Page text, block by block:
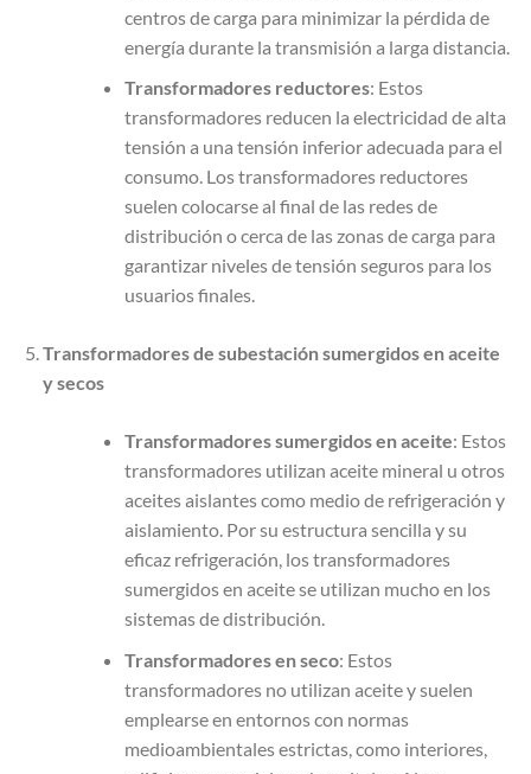
centros de carga para minimizar la pérdida de
energía durante la transmisión a larga distancia.
Transformadores reductores: Estos
transformadores reducen la electricidad de alta
tensión a una tensión inferior adecuada para el
consumo. Los transformadores reductores
suelen colocarse al final de las redes de
distribución o cerca de las zonas de carga para
garantizar niveles de tensión seguros para los
usuarios finales.
Transformadores de subestación sumergidos en aceite
y secos
Transformadores sumergidos en aceite: Estos
transformadores utilizan aceite mineral u otros
aceites aislantes como medio de refrigeración y
aislamiento. Por su estructura sencilla y su
eficaz refrigeración, los transformadores
sumergidos en aceite se utilizan mucho en los
sistemas de distribución.
Transformadores en seco: Estos
transformadores no utilizan aceite y suelen
emplearse en entornos con normas
medioambientales estrictas, como interiores,